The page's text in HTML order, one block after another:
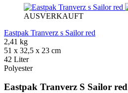
AUSVERKAUFT
Eastpak Tranverz s Sailor red
2,41 kg
51 x 32,5 x 23 cm
42 Liter
Polyester
Eastpak Tranverz S Sailor red